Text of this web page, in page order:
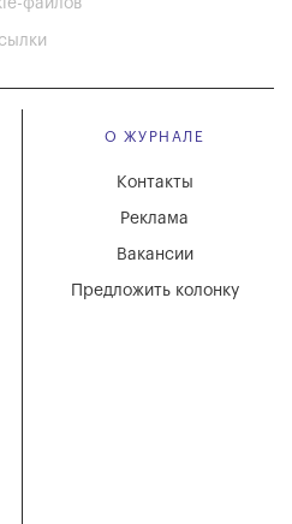
файлов
О ЖУРНАЛЕ
Вакансии
Реклама
Контакты
Предложить колонку